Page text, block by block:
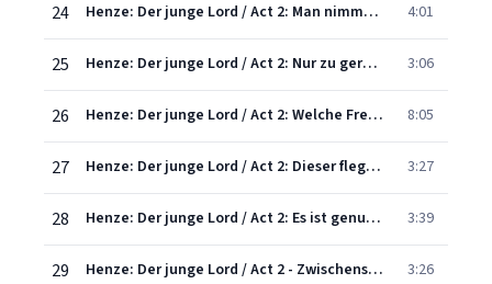
24 Henze: Der junge Lord / Act 2: Man nimmt ein halbes Pfund goldenen Sirup 4:01
25 Henze: Der junge Lord / Act 2: Nur zu gerne ... und mit großer Erwartung 3:06
26 Henze: Der junge Lord / Act 2: Welche Freude! 8:05
27 Henze: Der junge Lord / Act 2: Dieser flegelhafte Mensch! 3:27
28 Henze: Der junge Lord / Act 2: Es ist genug, was dieser Herr sich herausnimmt! 3:39
29 Henze: Der junge Lord / Act 2 - Zwischenspiel 3:26